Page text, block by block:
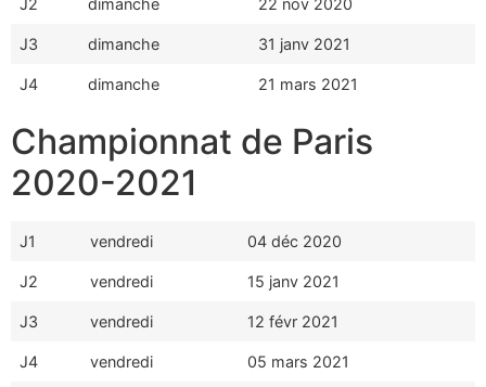
J2 dimanche 22 nov 2020
J3 dimanche 31 janv 2021
J4 dimanche 21 mars 2021
Championnat de Paris
2020-2021
J1 vendredi 04 déc 2020
J2 vendredi 15 janv 2021
J3 vendredi 12 févr 2021
J4 vendredi 05 mars 2021